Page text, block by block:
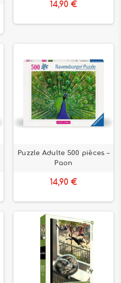
14,90 €
Puzzle Adulte 500 pièces –
Paon
14,90 €